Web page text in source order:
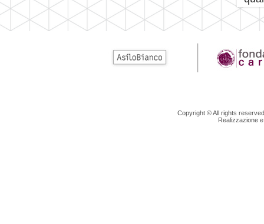
Copyright © All rights
Realizzazione